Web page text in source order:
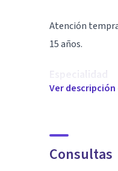
Atención
15 años.
Especialidad
Psicóloga
Aptitudes
Ver
Consultas